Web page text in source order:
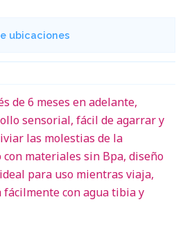
ubicaciones
de 6 meses en adelante,
sensorial, fácil de agarrar y
las molestias de la
materiales sin Bpa, diseño
para uso mientras viaja,
fácilmente con agua tibia y